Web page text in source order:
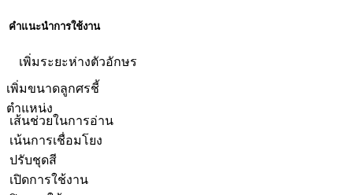
คำแนะนำการใช้งาน
เพิ่มระยะห่างตัวอักษร
เพิ่มขนาดลูกศรชี้
ตำแหน่ง
เส้นช่วยในการอ่าน
เน้นการเชื่อมโยง
ปรับชุดสี
เปิดการใช้งาน